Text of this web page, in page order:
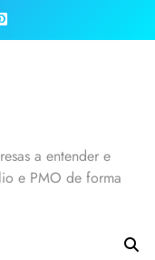
a entender e
e PMO de forma